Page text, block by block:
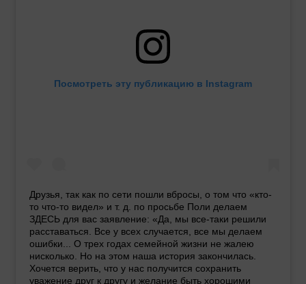
Посмотреть эту публикацию в Instagram
Друзья, так как по сети пошли вбросы, о том что «кто-
то что-то видел» и т. д. по просьбе Поли делаем
ЗДЕСЬ для вас заявление: «Да, мы все-таки решили
расставаться. Все у всех случается, все мы делаем
ошибки... О трех годах семейной жизни не жалею
нисколько. Но на этом наша история закончилась.
Хочется верить, что у нас получится сохранить
уважение друг к другу и желание быть хорошими